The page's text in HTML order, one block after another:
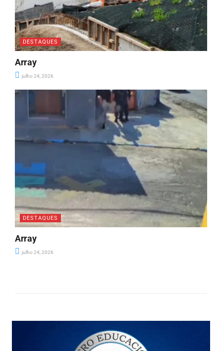
DESTAQUES
Array
julho 24, 2026
DESTAQUES
Array
julho 24, 2026